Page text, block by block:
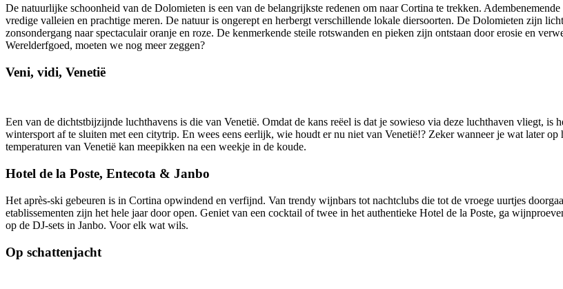
De natuurlijke schoonheid van de Dolomieten is een van de belangrijkste redenen om naar Cortina te trekken.
vredige valleien en prachtige meren. De natuur is ongerept en herbergt verschillende lokale diersoorten. De Dolomieten zijn
zonsondergang naar spectaculair oranje en roze. De kenmerkende steile rotswanden en pieken zijn ontstaan door erosie en
Werelderfgoed, moeten we nog meer zeggen?
Veni, vidi, Venetië
Een van de dichtstbijzijnde luchthavens is die van Venetië. Omdat de kans reëel is dat je sowieso via deze luchthaven vliegt, is
wintersport af te sluiten met een citytrip. En wees eens eerlijk, wie houdt er nu niet van Venetië!? Zeker wanneer je wat later op
temperaturen van Venetië kan meepikken na een weekje in de koude.
Hotel de la Poste, Entecota & Janbo
Het après-ski gebeuren is in Cortina opwindend en verfijnd. Van trendy wijnbars tot nachtclubs die tot de vroege uurtjes
etablissementen zijn het hele jaar door open. Geniet van een cocktail of twee in het authentieke Hotel de la Poste, ga
op de DJ-sets in Janbo. Voor elk wat wils.
Op schattenjacht